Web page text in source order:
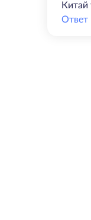
Китай
Ответ